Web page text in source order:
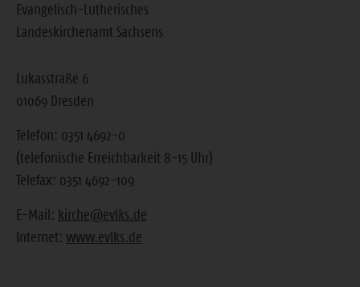
Evangelisch-Lutherisches
Landeskirchenamt Sachsens
Lukasstraße 6
01069 Dresden
Telefon: 0351 4692-0
(telefonische Erreichbarkeit 8-15 Uhr)
Telefax: 0351 4692-109
E-Mail: kirche@evlks.de
Internet: www.evlks.de